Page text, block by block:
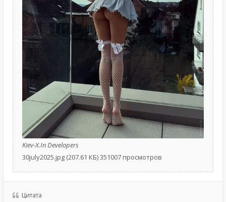
Kiev-X.In Developers
30july2025.jpg (207.61 КБ) 351007 просмотров
Цитата